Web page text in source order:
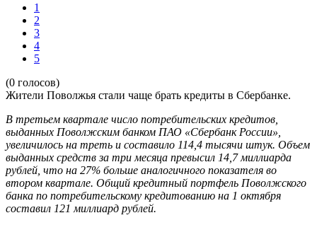
1
2
3
4
5
(0 голосов)
Жители Поволжья стали чаще брать кредиты в Сбербанке.
В третьем квартале число потребительских кредитов,
выданных Поволжским банком ПАО «Сбербанк России»,
увеличилось на треть и составило 114,4 тысячи штук. Объем
выданных средств за три месяца превысил 14,7 миллиарда
рублей, что на 27% больше аналогичного показателя во
втором квартале. Общий кредитный портфель Поволжского
банка по потребительскому кредитованию на 1 октября
составил 121 миллиард рублей.